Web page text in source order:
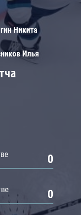
0
0
Никита
Илья